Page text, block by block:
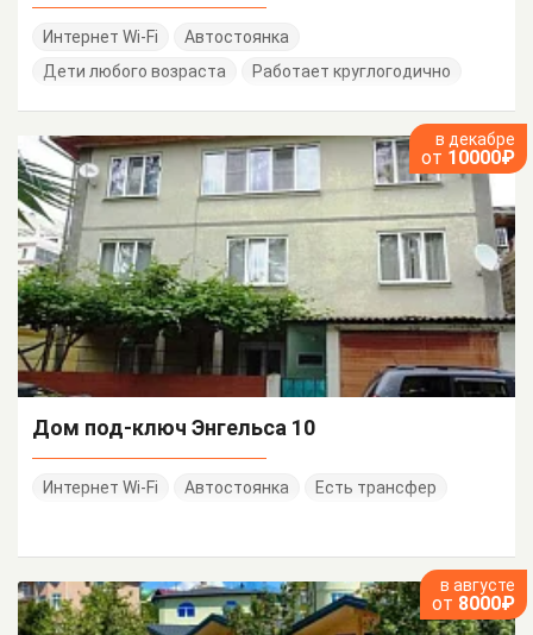
Интернет Wi-Fi
Автостоянка
Дети любого возраста
Работает круглогодично
в декабре
от 10000₽
Дом под-ключ Энгельса 10
Интернет Wi-Fi Автостоянка Есть трансфер
в августе
от 8000₽